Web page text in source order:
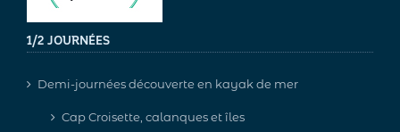
1/2 JOURNÉES
Demi-journées découverte en kayak de mer
Cap Croisette, calanques et îles